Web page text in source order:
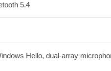
5.4
Hello, dual-array